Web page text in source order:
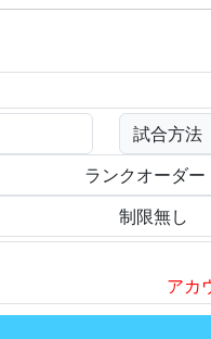
試合方法
ランクオーダー
制限無し
アカ